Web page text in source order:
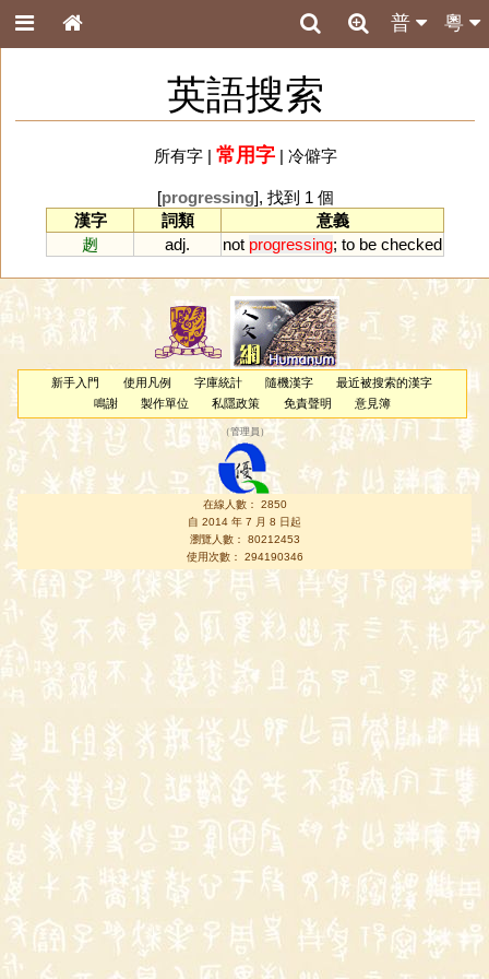
粵
普
英語搜索
所有字| 常用字| 冷僻字
[progressing], 找到 1 個
漢字
詞類
意義
趔
adj. not progressing; to be checked
新手入門 使用凡例 字庫統計 隨機漢字
最近被搜索的漢字
鳴謝
製作單位 私隱政策 免責聲明 意見簿
（管理員 ）
在線人數： 2850
自 2014 年 7 月 8 日起
瀏覽人數： 80212453
使用次數： 294190346